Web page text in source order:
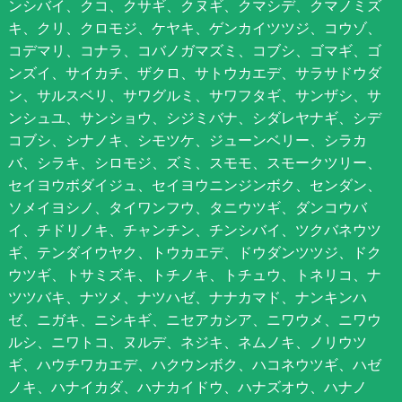
ンシバイ、クコ、クサギ、クヌギ、クマシデ、クマノミズ
キ、クリ、クロモジ、ケヤキ、ゲンカイツツジ、コウゾ、
コデマリ、コナラ、コバノガマズミ、コブシ、ゴマギ、ゴ
ンズイ、サイカチ、ザクロ、サトウカエデ、サラサドウダ
ン、サルスベリ、サワグルミ、サワフタギ、サンザシ、サ
ンシュユ、サンショウ、シジミバナ、シダレヤナギ、シデ
コブシ、シナノキ、シモツケ、ジューンベリー、シラカ
バ、シラキ、シロモジ、ズミ、スモモ、スモークツリー、
セイヨウボダイジュ、セイヨウニンジンボク、センダン、
ソメイヨシノ、タイワンフウ、タニウツギ、ダンコウバ
イ、チドリノキ、チャンチン、チンシバイ、ツクバネウツ
ギ、テンダイウヤク、トウカエデ、ドウダンツツジ、ドク
ウツギ、トサミズキ、トチノキ、トチュウ、トネリコ、ナ
ツツバキ、ナツメ、ナツハゼ、ナナカマド、ナンキンハ
ゼ、ニガキ、ニシキギ、ニセアカシア、ニワウメ、ニワウ
ルシ、ニワトコ、ヌルデ、ネジキ、ネムノキ、ノリウツ
ギ、ハウチワカエデ、ハクウンボク、ハコネウツギ、ハゼ
ノキ、ハナイカダ、ハナカイドウ、ハナズオウ、ハナノ